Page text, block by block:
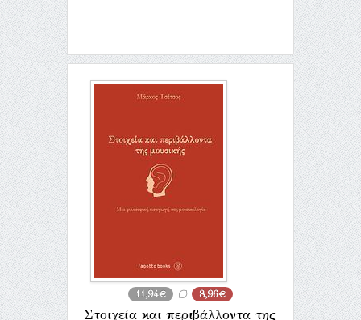
11,94€ 8,96€
Στοιχεία και περιβάλλοντα της